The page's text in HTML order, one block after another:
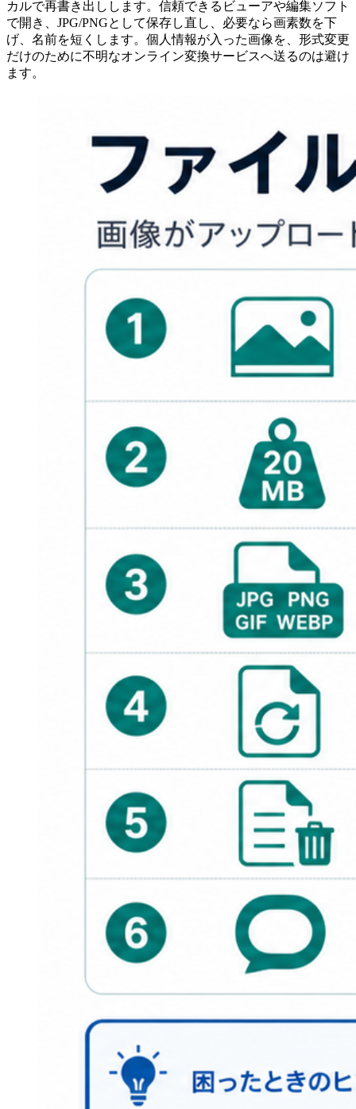
カルで再書き出しします。信頼できるビューアや編集ソフト
で開き、JPG/PNGとして保存し直し、必要なら画素数を下
げ、名前を短くします。個人情報が入った画像を、形式変更
だけのために不明なオンライン変換サービスへ送るのは避け
ます。